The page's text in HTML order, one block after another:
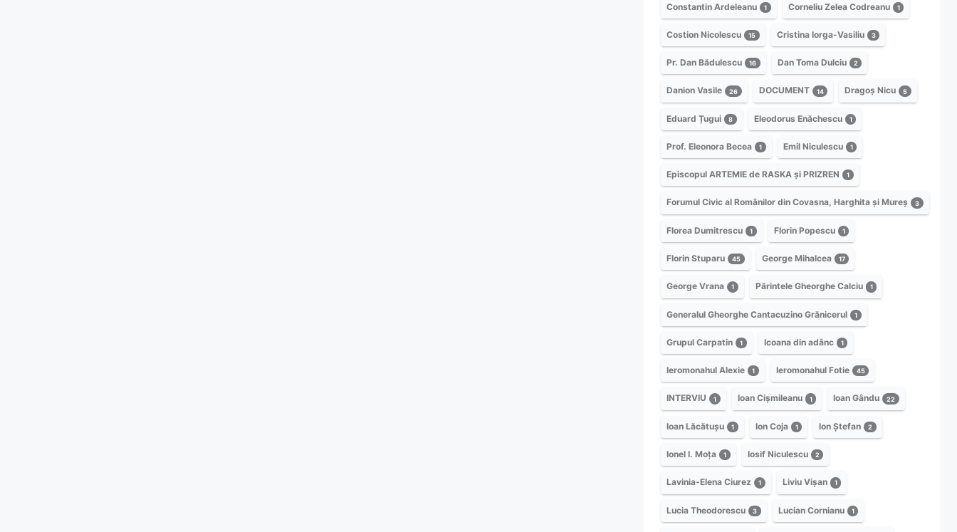
Constantin Ardeleanu 1 Corneliu Zelea Codreanu 1
Costion Nicolescu 15 Cristina Iorga-Vasiliu 3
Pr. Dan Bădulescu 16 Dan Toma Dulciu 2
Danion Vasile 26 DOCUMENT 14 Dragoș Nicu 5
Eduard Țugui 8 Eleodorus Enăchescu 1
Prof. Eleonora Becea 1 Emil Niculescu 1
Episcopul ARTEMIE de RASKA și PRIZREN 1
Forumul Civic al Românilor din Covasna, Harghita și Mureș 3
Florea Dumitrescu 1 Florin Popescu 1
Florin Stuparu 45 George Mihalcea 17
George Vrana 1 Părintele Gheorghe Calciu 1
Generalul Gheorghe Cantacuzino Grănicerul 1
Grupul Carpatin 1 Icoana din adânc 1
Ieromonahul Alexie 1 Ieromonahul Fotie 45
INTERVIU 1 Ioan Cișmileanu 1 Ioan Gându 22
Ioan Lăcătușu 1 Ion Coja 1 Ion Ștefan 2
Ionel I. Moța 1 Iosif Niculescu 2
Lavinia-Elena Ciurez 1 Liviu Vișan 1
Lucia Theodorescu 3 Lucian Cornianu 1